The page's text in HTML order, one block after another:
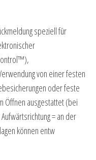
speziell für
von einer festen
oder feste
Öffnen ausgestattet (bei
= an der
können entw